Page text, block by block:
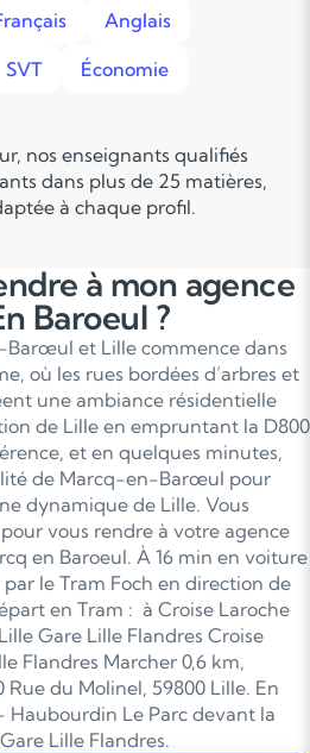
Anglais
SVT Économie
nos enseignants qualifiés
dans plus de 25 matières,
à chaque profil.
à mon agence
Baroeul ?
et Lille commence dans
où les rues bordées d’arbres et
une ambiance résidentielle
de Lille en empruntant la D800
et en quelques minutes,
de Marcq-en-Barœul pour
dynamique de Lille. Vous
vous rendre à votre agence
en Baroeul. À 16 min en voiture
le Tram Foch en direction de
en Tram : à Croise Laroche
Gare Lille Flandres Croise
Flandres Marcher 0,6 km,
du Molinel, 59800 Lille. En
Haubourdin Le Parc devant la
Lille Flandres.